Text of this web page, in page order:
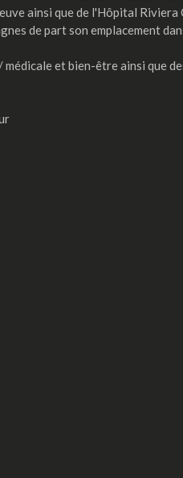
ainsi que de l'Hôpital Riviera
de part son emplacement
et bien-être ainsi que